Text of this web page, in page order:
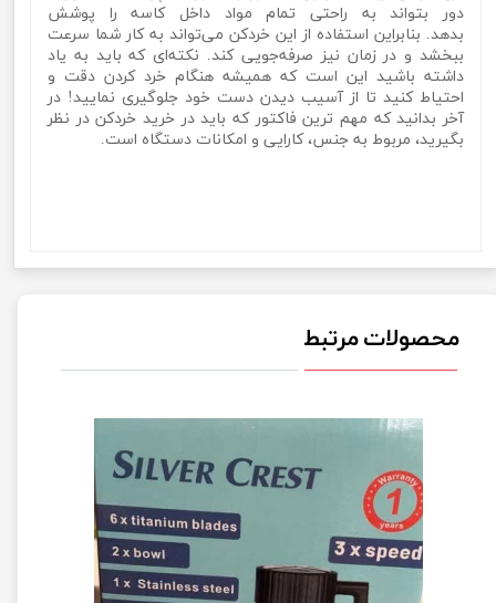
دور بتواند به راحتی تمام مواد داخل کاسه را پوشش
بدهد. بنابراین استفاده از این خردکن می‌تواند به کار شما سرعت
ببخشد و در زمان نیز صرفه‌جویی کند. نکته‌ای که باید به یاد
داشته باشید این است که همیشه هنگام خرد کردن دقت و
احتیاط کنید تا از آسیب دیدن دست خود جلوگیری نمایید! در
آخر بدانید که مهم ترین فاکتور که باید در خرید خردکن در نظر
بگیرید، مربوط به جنس، کارایی و امکانات دستگاه است.
محصولات مرتبط